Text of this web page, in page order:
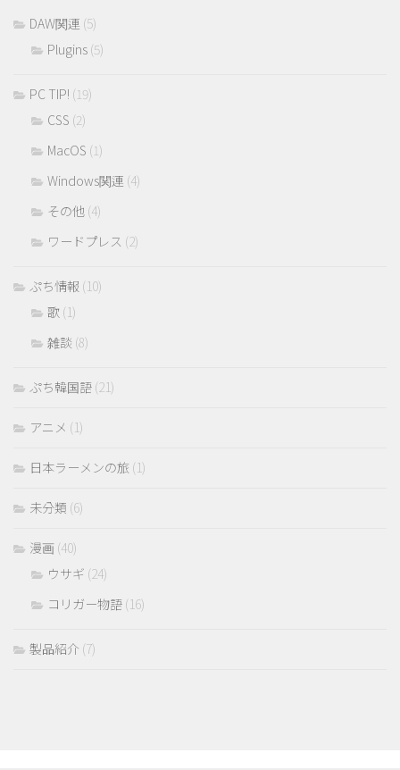
DAW関連 (5)
Plugins (5)
PC TIP! (19)
CSS (2)
MacOS (1)
Windows関連 (4)
その他 (4)
ワードプレス (2)
ぷち情報 (10)
歌 (1)
雑談 (8)
ぷち韓国語 (21)
アニメ (1)
日本ラーメンの旅 (1)
未分類 (6)
漫画 (40)
ウサギ (24)
コリガー物語 (16)
製品紹介 (7)